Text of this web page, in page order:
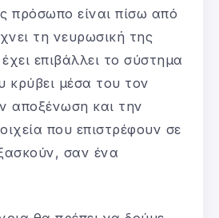
πρόσωπο είναι πίσω από
τη νευρωσική της
επιβάλλει το σύστημα
κρύβει μέσα του τον
αποξένωση και την
που επιστρέφουν σε
σαν ένα